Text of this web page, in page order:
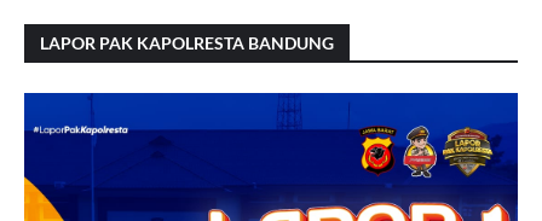
LAPOR PAK KAPOLRESTA BANDUNG